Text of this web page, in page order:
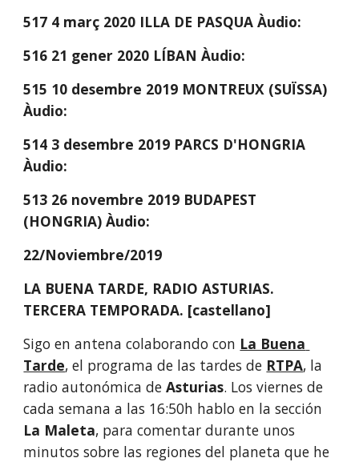
517 4 març 2020 ILLA DE PASQUA Àudio:
516 21 gener 2020 LÍBAN Àudio:
515 10 desembre 2019 MONTREUX (SUÏSSA)
Àudio:
514 3 desembre 2019 PARCS D'HONGRIA
Àudio:
513 26 novembre 2019 BUDAPEST
(HONGRIA) Àudio:
22/Noviembre/2019
LA BUENA TARDE, RADIO ASTURIAS.
TERCERA TEMPORADA. [castellano]
Sigo en antena colaborando con La Buena
Tarde, el programa de las tardes de RTPA, la
radio autonómica de Asturias. Los viernes de
La Maleta, para comentar durante unos
minutos sobre las regiones del planeta que he